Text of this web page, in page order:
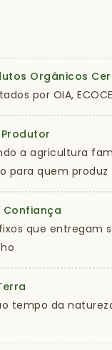
Orgânicos
por OIA,
a agricultura
para quem produz
Confiança
que entregam
tempo da